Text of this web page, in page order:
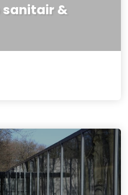
sanitair &